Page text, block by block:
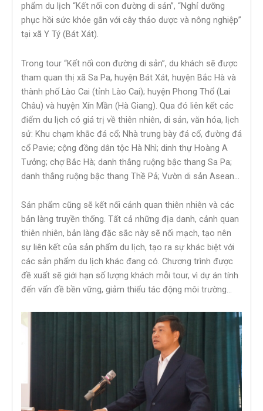
phẩm du lịch “Kết nối con đường di sản”, “Nghỉ dưỡng
phục hồi sức khỏe gắn với cây thảo dược và nông nghiệp”
tại xã Y Tý (Bát Xát).
Trong tour “Kết nối con đường di sản”, du khách sẽ được
tham quan thị xã Sa Pa, huyện Bát Xát, huyện Bắc Hà và
thành phố Lào Cai (tỉnh Lào Cai); huyện Phong Thổ (Lai
Châu) và huyện Xín Mần (Hà Giang). Qua đó liên kết các
điểm du lịch có giá trị về thiên nhiên, di sản, văn hóa, lịch
sử: Khu chạm khắc đá cổ; Nhà trưng bày đá cổ, đường đá
cổ Pavie; cộng đồng dân tộc Hà Nhì; dinh thự Hoàng A
Tưởng; chợ Bắc Hà; danh thắng ruộng bậc thang Sa Pa;
danh thắng ruộng bậc thang Thề Pả; Vườn di sản Asean…
Sản phẩm cũng sẽ kết nối cảnh quan thiên nhiên và các
bản làng truyền thống. Tất cả những địa danh, cảnh quan
thiên nhiên, bản làng đặc sắc này sẽ nối mạch, tạo nên
sự liên kết của sản phẩm du lịch, tạo ra sự khác biệt với
các sản phẩm du lịch khác đang có. Chương trình được
đề xuất sẽ giới hạn số lượng khách mỗi tour, vì dự án tính
đến vấn đề bền vững, giảm thiểu tác động môi trường…